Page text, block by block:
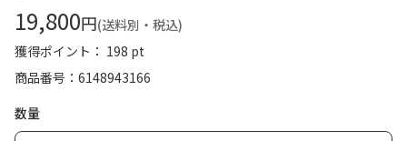
19,800円(送料別・税込)
獲得ポイント： 198 pt
商品番号
6148943166
数量